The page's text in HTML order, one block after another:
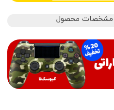
مشخصات محصول